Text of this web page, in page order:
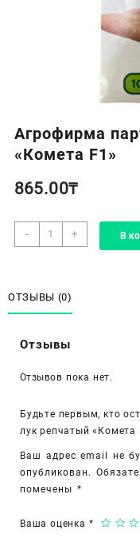
Агрофирма
«Комета F1»
865.00₸
-
Количество
товара
лук
репчатый
F1»
+ В
ОТЗЫВЫ (0)
Отзывы
Отзывов пока нет.
Будьте первым, кто
лук репчатый «Комета
Ваш адрес email не
опубликован.
помечены *
Ваша оценка *